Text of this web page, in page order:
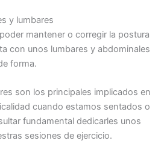
y lumbares
mantener o corregir la postura
con unos lumbares y abdominales
forma.
son los principales implicados en
cuando estamos sentados o
fundamental dedicarles unos
sesiones de ejercicio.